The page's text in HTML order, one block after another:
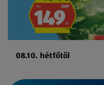
08.10. hétfőtől